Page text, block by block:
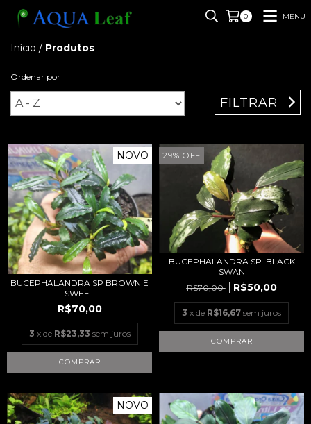
0 MENU
Início / Produtos
Ordenar por
FILTRAR
NOVO
BUCEPHALANDRA SP BROWNIE
SWEET
R$70,00
3 x de R$23,33 sem juros
29% OFF
BUCEPHALANDRA SP. BLACK
SWAN
R$70,00
R$50,00
3 x de R$16,67 sem juros
NOVO